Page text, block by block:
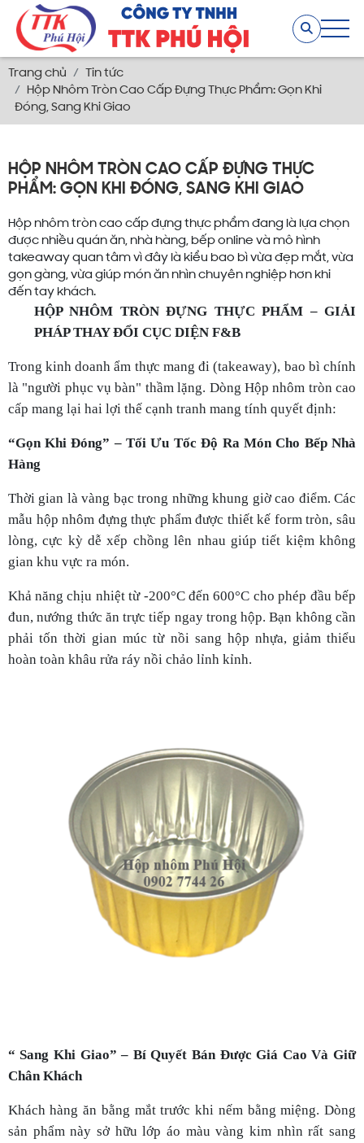
PHẨM: GỌN KHI ĐÓNG, SANG KHI GIAO
Hộp nhôm tròn cao cấp đựng thực phẩm đang là lựa chọn
được nhiều quán ăn, nhà hàng, bếp online và mô hình
takeaway quan tâm vì đây là kiểu bao bì vừa đẹp mắt, vừa
gọn gàng, vừa giúp món ăn nhìn chuyên nghiệp hơn khi
đến tay khách.
PHÁP THAY ĐỔI CỤC DIỆN F&B
Trong kinh doanh ẩm thực mang đi (takeaway), bao bì chính
là "người phục vụ bàn" thầm lặng. Dòng Hộp nhôm tròn cao
cấp mang lại hai lợi thế cạnh tranh mang tính quyết định:
“Gọn Khi Đóng” – Tối Ưu Tốc Độ Ra Món Cho Bếp Nhà
Hàng
Thời gian là vàng bạc trong những khung giờ cao điểm. Các
mẫu hộp nhôm đựng thực phẩm được thiết kế form tròn, sâu
lòng, cực kỳ dễ xếp chồng lên nhau giúp tiết kiệm không
gian khu vực ra món.
Khả năng chịu nhiệt từ -200°C đến 600°C cho phép đầu bếp
đun, nướng thức ăn trực tiếp ngay trong hộp. Bạn không cần
phải tốn thời gian múc từ nồi sang hộp nhựa, giảm thiểu
“ Sang Khi Giao” – Bí Quyết Bán Được Giá Cao Và Giữ
Khách hàng ăn bằng mắt trước khi nếm bằng miệng. Dòng
sản phẩm này sở hữu lớp áo màu vàng kim nhìn rất sang
nắp vẫn bốc khói nghi ngút, thơm ngon như vừa dọn ra từ
bếp nhà hàng 5 sao. Sự chỉn chu này khiến khách hàng cảm
dàng định vị phân khúc cao cấp và nâng giá bán